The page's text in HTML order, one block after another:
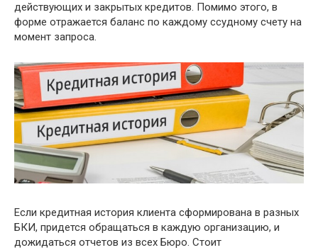
действующих и закрытых кредитов. Помимо этого, в
форме отражается баланс по каждому ссудному счету на
момент запроса.
Если кредитная история клиента сформирована в разных
БКИ, придется обращаться в каждую организацию, и
дожидаться отчетов из всех Бюро. Стоит